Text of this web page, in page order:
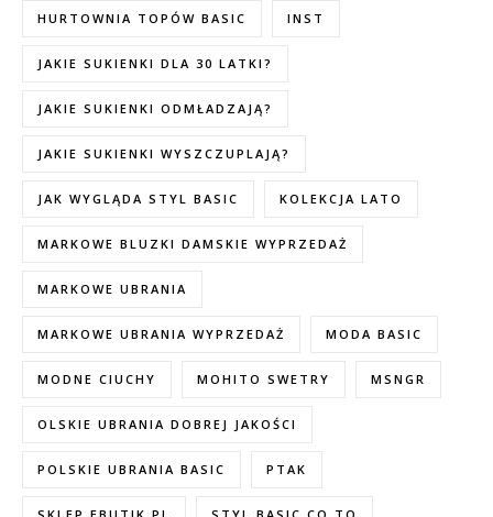
HURTOWNIA TOPÓW BASIC INST
JAKIE SUKIENKI DLA 30 LATKI?
JAKIE SUKIENKI ODMŁADZAJĄ?
JAKIE SUKIENKI WYSZCZUPLAJĄ?
JAK WYGLĄDA STYL BASIC KOLEKCJA LATO
MARKOWE BLUZKI DAMSKIE WYPRZEDAŻ
MARKOWE UBRANIA
MARKOWE UBRANIA WYPRZEDAŻ MODA BASIC
MODNE CIUCHY MOHITO SWETRY MSNGR
OLSKIE UBRANIA DOBREJ JAKOŚCI
POLSKIE UBRANIA BASIC PTAK